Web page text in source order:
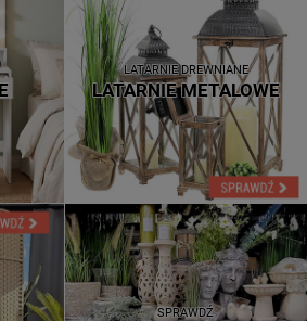
LATARNIE DREWNIANE
LATARNIE METALOWE
SPRAWDŹ